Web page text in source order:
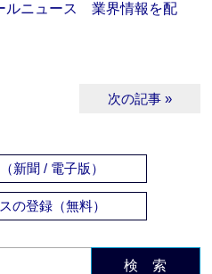
ニュース 業界情報を配
次の記事 »
新聞 / 電子版）
の登録（無料）
検 索